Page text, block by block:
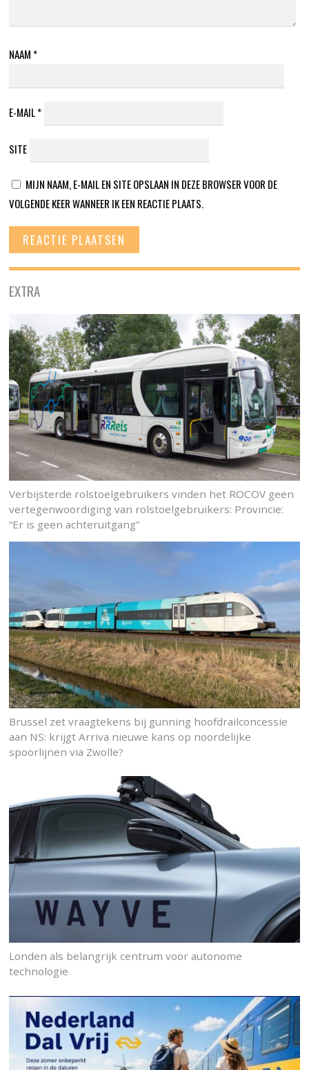
NAAM *
E-MAIL*
SITE
MIJN NAAM, E-MAIL EN SITE OPSLAAN IN DEZE BROWSER VOOR DE
VOLGENDE KEER WANNEER IK EEN REACTIE PLAATS.
EXTRA
Verbijsterde rolstoelgebruikers vinden het ROCOV geen
vertegenwoordiging van rolstoelgebruikers: Provincie:
“Er is geen achteruitgang”
Brussel zet vraagtekens bij gunning hoofdrailconcessie
aan NS: krijgt Arriva nieuwe kans op noordelijke
spoorlijnen via Zwolle?
Londen als belangrijk centrum voor autonome
technologie